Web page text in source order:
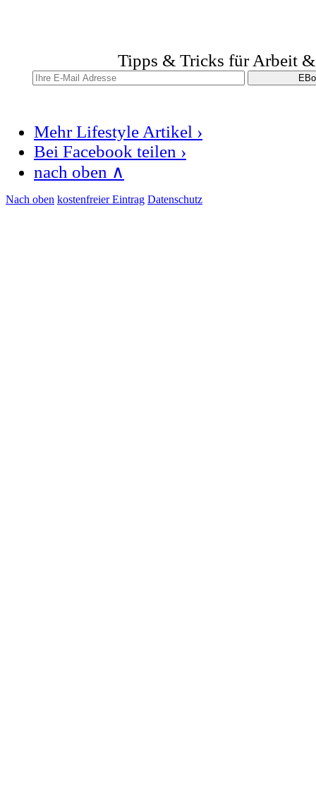
Tipps & Tricks für Arbeit
Mehr Lifestyle Artikel ›
Bei Facebook teilen ›
nach oben ∧
Nach oben kostenfreier Eintrag Datenschutz